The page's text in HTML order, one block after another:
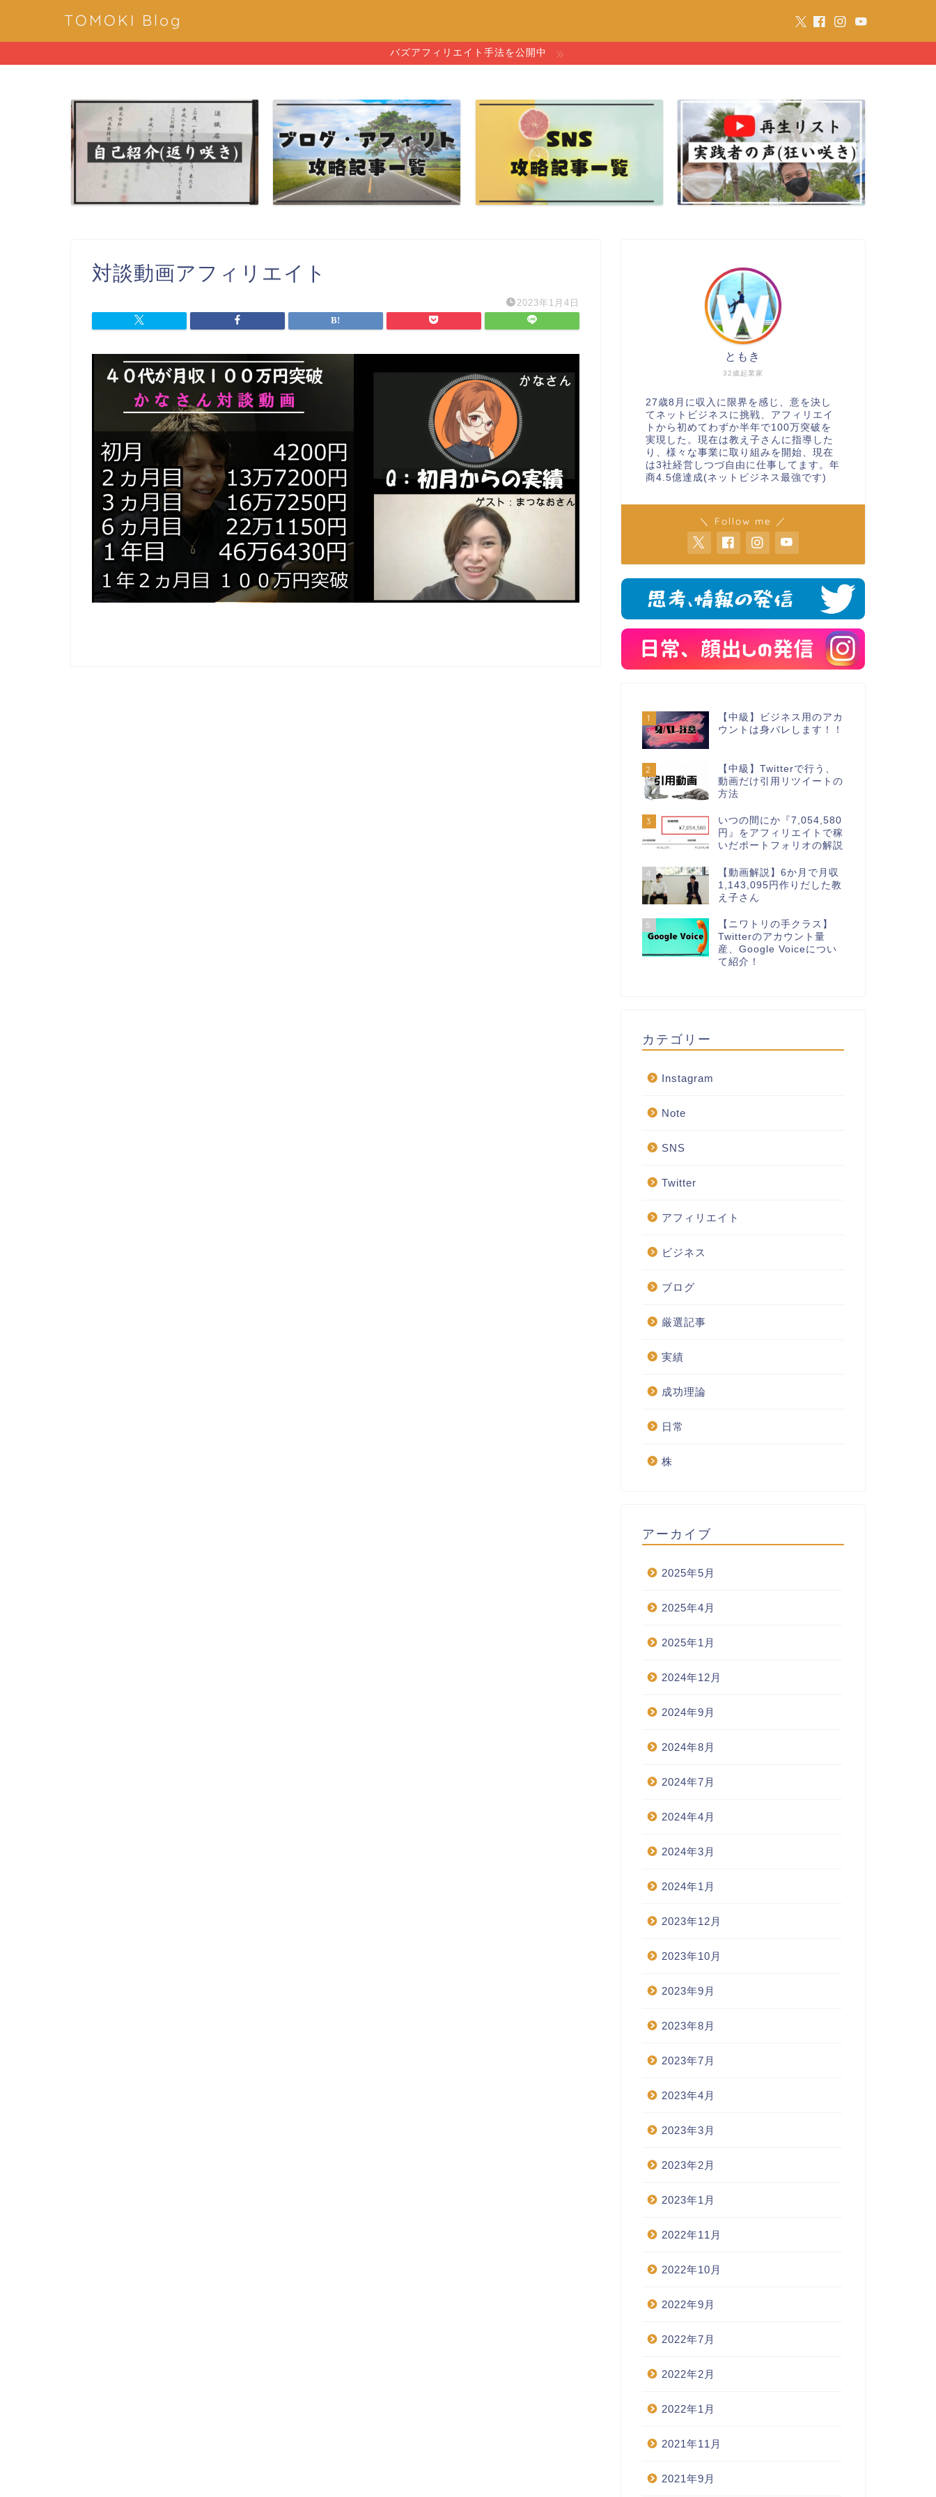
TOMOKI Blog
バズアフィリエイト手法を公開中
対談動画アフィリエイト
2023年1月4日
32歳起業家
ともき
27歳8月に収入に限界を感じ、意を決し
てネットビジネスに挑戦、アフィリエイ
トから初めてわずか半年で100万突破を
実現した。現在は教え子さんに指導した
り、様々な事業に取り組みを開始、現在
は3社経営しつづ自由に仕事してます。年
商4.5億達成(ネットビジネス最強です)
＼ Follow me ／
1
【中級】ビジネス用のアカ
ウントは身バレします！！
2
【中級】Twitterで行う、
動画だけ引用リツイートの
方法
3
いつの間にか『7,054,580
円』をアフィリエイトで稼
いだポートフォリオの解説
4
【動画解説】6か月で月収
1,143,095円作りだした教
え子さん
5
【ニワトリの手クラス】
Twitterのアカウント量
産、Google Voiceについ
て紹介！
カテゴリー
Instagram
Note
SNS
Twitter
アフィリエイト
ビジネス
ブログ
厳選記事
実績
成功理論
日常
株
アーカイブ
2025年5月
2025年4月
2025年1月
2024年12月
2024年9月
2024年8月
2024年7月
2024年4月
2024年3月
2024年1月
2023年12月
2023年10月
2023年9月
2023年8月
2023年7月
2023年4月
2023年3月
2023年2月
2023年1月
2022年11月
2022年10月
2022年9月
2022年7月
2022年2月
2022年1月
2021年11月
2021年9月